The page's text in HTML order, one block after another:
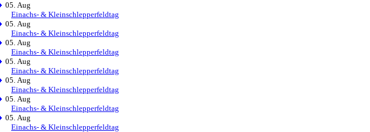
05. Aug
Einachs- & Kleinschlepperfeldtag
05. Aug
Einachs- & Kleinschlepperfeldtag
05. Aug
Einachs- & Kleinschlepperfeldtag
05. Aug
Einachs- & Kleinschlepperfeldtag
05. Aug
Einachs- & Kleinschlepperfeldtag
05. Aug
Einachs- & Kleinschlepperfeldtag
05. Aug
Einachs- & Kleinschlepperfeldtag